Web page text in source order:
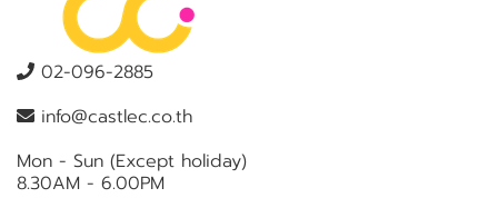
02-096-2885
info@castlec.co.th
Mon - Sun (Except holiday)
8.30AM - 6.00PM